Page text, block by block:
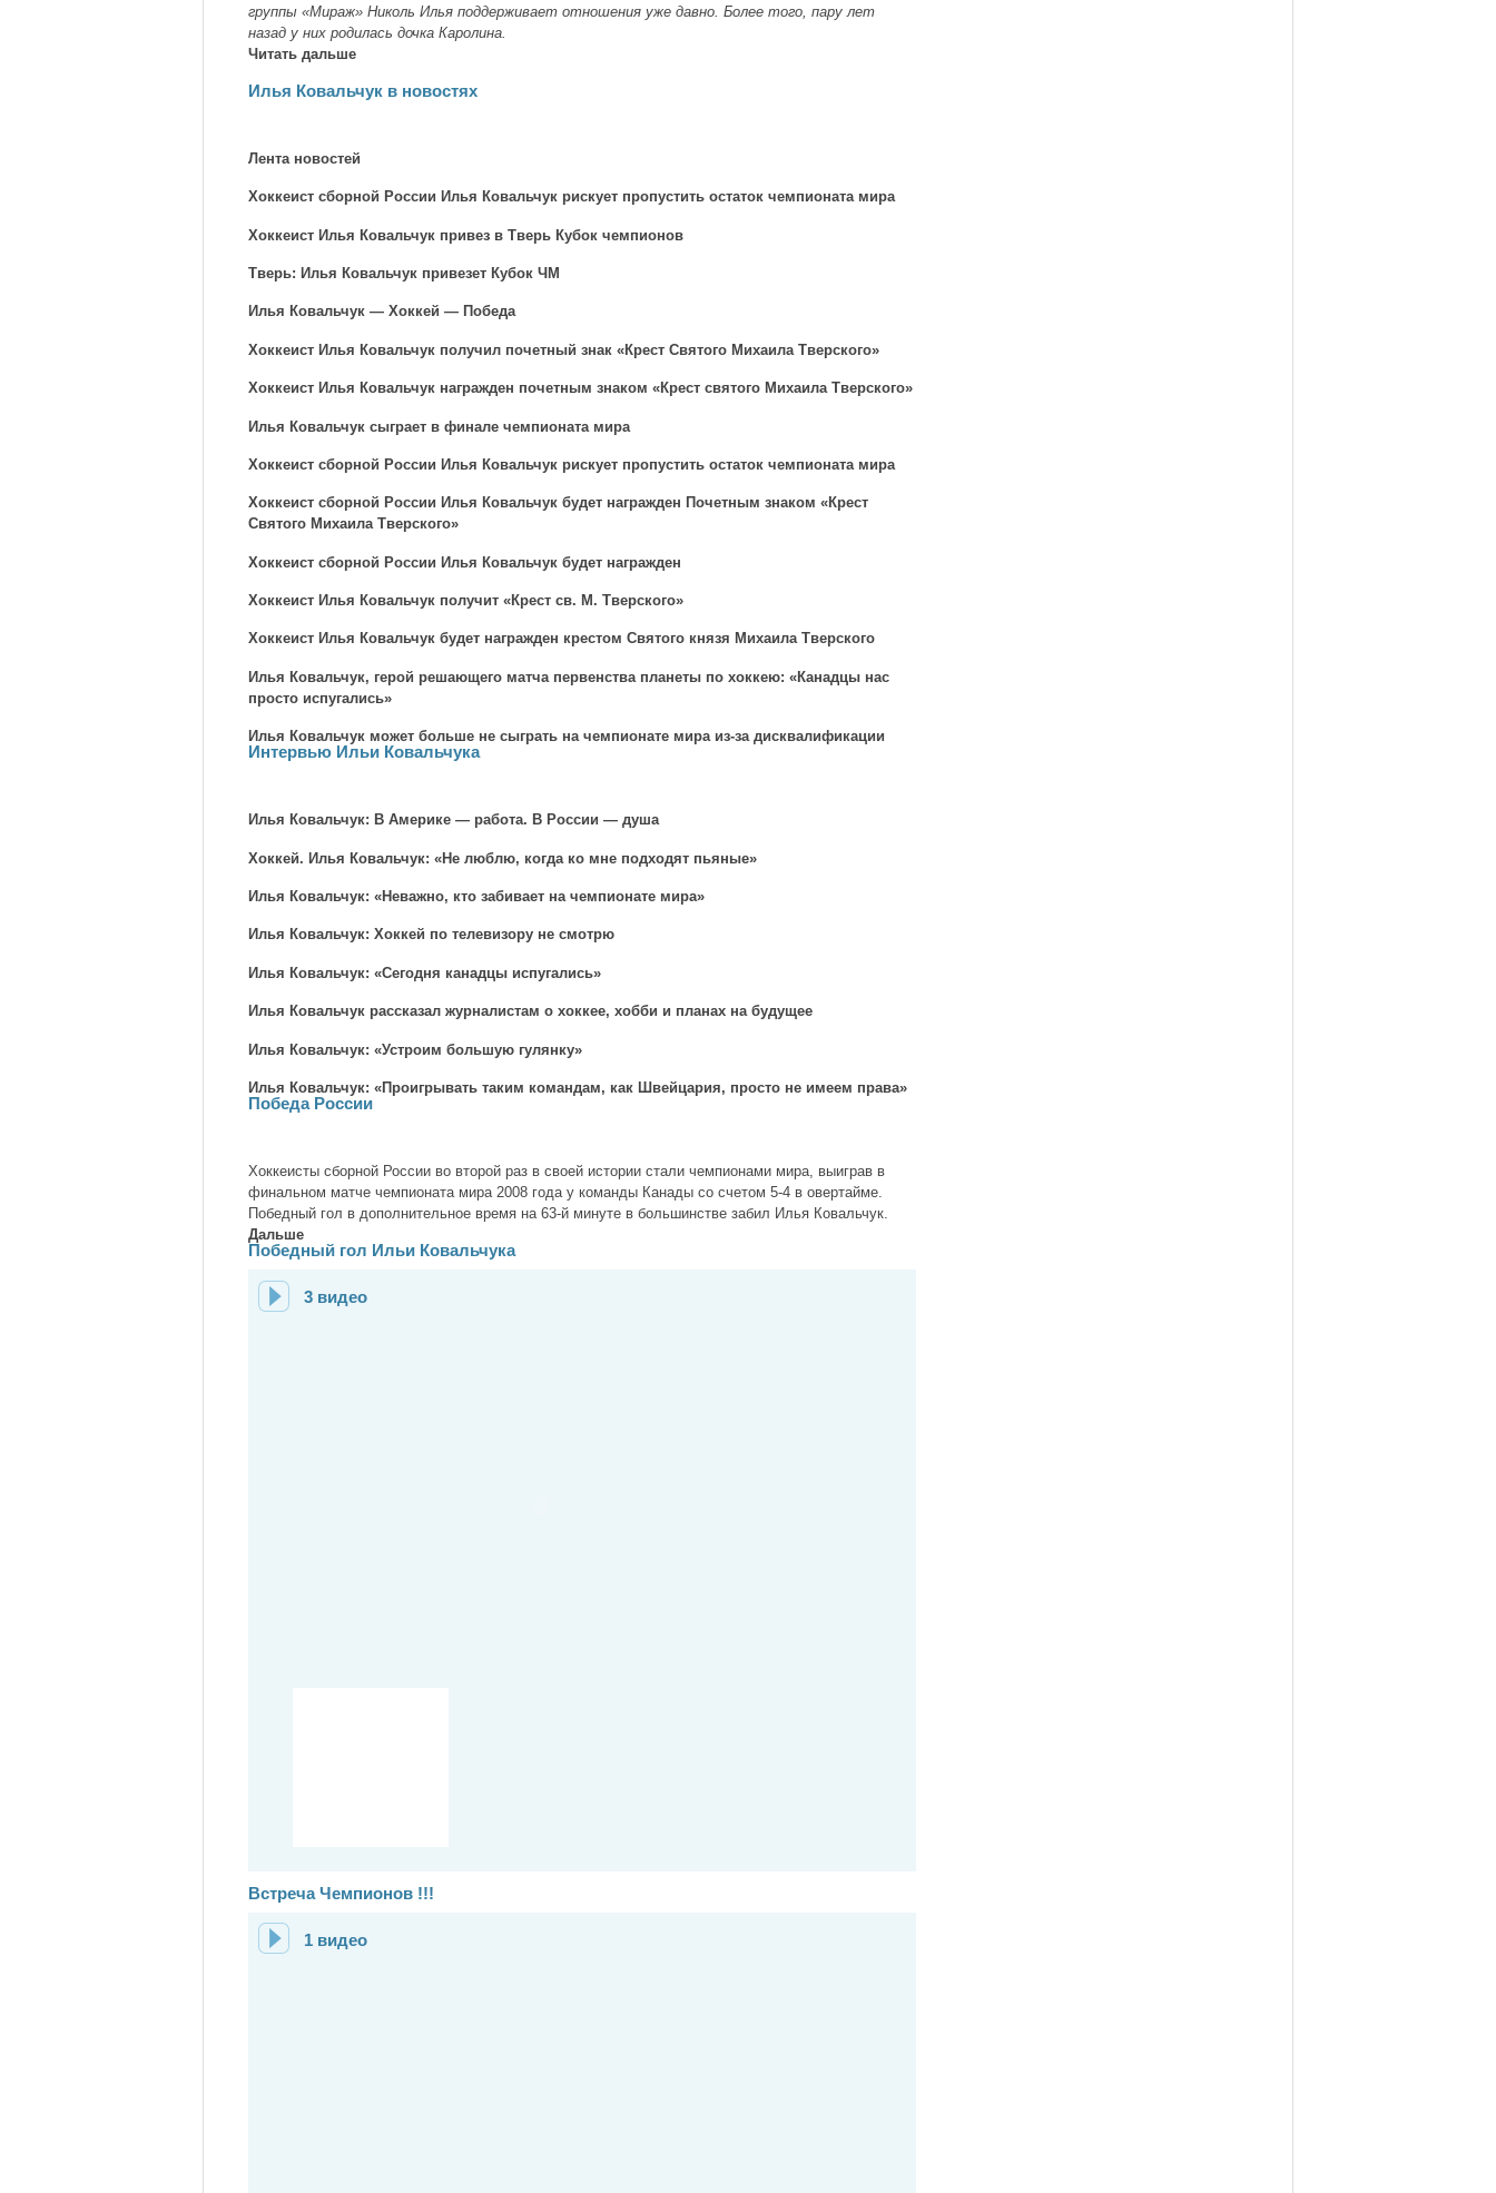
группы «Мираж» Николь Илья поддерживает отношения уже давно. Более того, пару лет
назад у них родилась дочка Каролина.
Читать дальше
Илья Ковальчук в новостях
Лента новостей
Хоккеист сборной России Илья Ковальчук рискует пропустить остаток чемпионата мира
Хоккеист Илья Ковальчук привез в Тверь Кубок чемпионов
Тверь: Илья Ковальчук привезет Кубок ЧМ
Илья Ковальчук — Хоккей — Победа
Хоккеист Илья Ковальчук получил почетный знак «Крест Святого Михаила Тверского»
Хоккеист Илья Ковальчук награжден почетным знаком «Крест святого Михаила Тверского»
Илья Ковальчук сыграет в финале чемпионата мира
Хоккеист сборной России Илья Ковальчук рискует пропустить остаток чемпионата мира
Хоккеист сборной России Илья Ковальчук будет награжден Почетным знаком «Крест
Святого Михаила Тверского»
Хоккеист сборной России Илья Ковальчук будет награжден
Хоккеист Илья Ковальчук получит «Крест св. М. Тверского»
Хоккеист Илья Ковальчук будет награжден крестом Святого князя Михаила Тверского
Илья Ковальчук, герой решающего матча первенства планеты по хоккею: «Канадцы нас
просто испугались»
Илья Ковальчук может больше не сыграть на чемпионате мира из-за дисквалификации
Интервью Ильи Ковальчука
Илья Ковальчук: В Америке — работа. В России — душа
Хоккей. Илья Ковальчук: «Не люблю, когда ко мне подходят пьяные»
Илья Ковальчук: «Неважно, кто забивает на чемпионате мира»
Илья Ковальчук: Хоккей по телевизору не смотрю
Илья Ковальчук: «Сегодня канадцы испугались»
Илья Ковальчук рассказал журналистам о хоккее, хобби и планах на будущее
Илья Ковальчук: «Устроим большую гулянку»
Илья Ковальчук: «Проигрывать таким командам, как Швейцария, просто не имеем права»
Победа России
Хоккеисты сборной России во второй раз в своей истории стали чемпионами мира, выиграв в
финальном матче чемпионата мира 2008 года у команды Канады со счетом 5-4 в овертайме.
Победный гол в дополнительное время на 63-й минуте в большинстве забил Илья Ковальчук.
Дальше
Победный гол Ильи Ковальчука
3 видео
Встреча Чемпионов !!!
1 видео